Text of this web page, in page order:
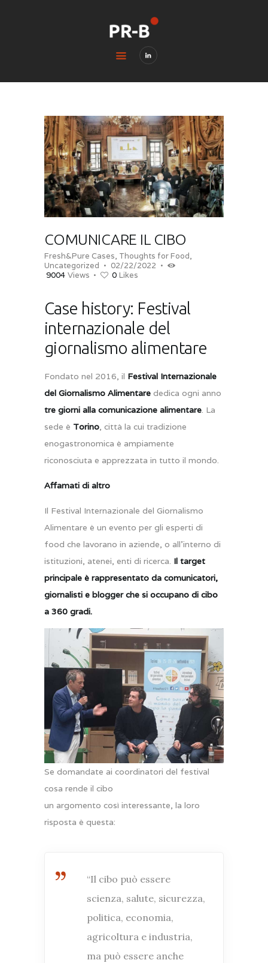
LEGAL & PRIVACY
COMUNICARE IL CIBO
Fresh&Pure Cases, Thoughts for Food,
Uncategorized
02/22/2022
9004 Views 0 Likes
Case history: Festival
internazionale del
giornalismo alimentare
Fondato nel 2016, il Festival Internazionale
del Giornalismo Alimentare dedica ogni anno
tre giorni alla comunicazione alimentare. La
sede è Torino, città la cui tradizione
enogastronomica è ampiamente
riconosciuta e apprezzata in tutto il mondo.
Affamati di altro
Il Festival Internazionale del Giornalismo
Alimentare è un evento per gli esperti di
food che lavorano in aziende, o all’interno di
istituzioni, atenei, enti di ricerca. Il target
principale è rappresentato da comunicatori,
giornalisti e blogger che si occupano di cibo
a 360 gradi.
Se domandate ai coordinatori del festival
cosa rende il cibo
un argomento così interessante, la loro
risposta è questa:
“Il cibo può essere
scienza, salute, sicurezza,
politica, economia,
agricoltura e industria,
ma può essere anche